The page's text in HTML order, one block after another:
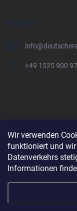
Wir verwenden
funktioniert und
Datenverkehrs
Informationen
KONTAKT
info@
+49 1525 900